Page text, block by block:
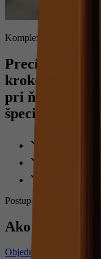
Komplexné vyšetrenie
Precízne
krokom k
pri ňom
špeciálne ÚV
Postup
Ako prebieha
Objednať sa